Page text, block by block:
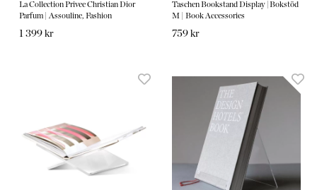
La Collection Privee Christian Dior
Parfum | Assouline, Fashion
1 399 kr
Taschen Bookstand Display |Bokstöd
M | Book Accessories
759 kr